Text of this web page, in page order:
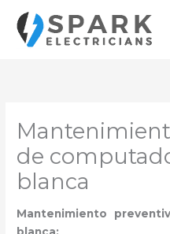
contenido
de
blanca
Mantenimiento